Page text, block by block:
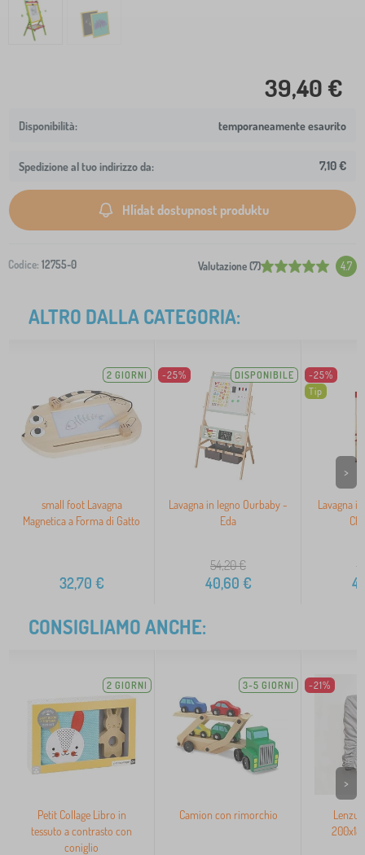
39,40 €
temporaneamente esaurito
Spedizione al tuo indirizzo da: 7,10 €
Hlídat dostupnost produktu
Codice: 12755-0 Valutazione (7) 4.7
ALTRO DALLA CATEGORIA:
2 GIORNI
small foot Lavagna
Magnetica a Forma di Gatto
32,70 €
-25% DISPONIBILE
Lavagna in legno Ourbaby -
Eda
54,20€
40,60 €
-25%
Tip
Lavagna
>
CONSIGLIAMO ANCHE:
2 GIORNI
Petit Collage Libro in
tessuto a contrasto con
coniglio
3-5 GIORNI
Camion con rimorchio
-21%
>